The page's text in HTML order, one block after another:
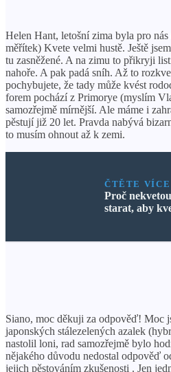
Helen Hant, letošní zima byla pro
měřítek) Kvete velmi hustě. Ještě
tu zasněžené. A na zimu to přikryji
nahoře. A pak padá sníh. Až to
pochybujete, že tady může kvést
forem pochází z Primorye (myslím
samozřejmě mírnější. Ale máme i
pěstují již 20 let. Pravda nabývá
to musím ohnout až k zemi.
ČTĚTE VÍCE
Proč
starat, aby
Siano, moc děkuji za odpověď! Moc
japonských stálezelených azalek
nastolil loni, rad samozřejmě bylo
nějakého důvodu nedostal odpověď
jejich pěstováním zkušenosti . Jen